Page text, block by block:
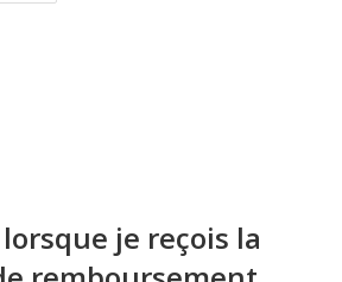
je reçois la